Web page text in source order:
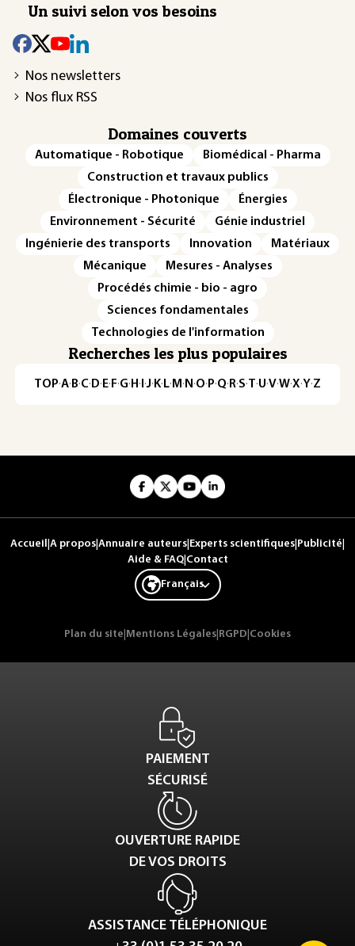
Un suivi selon vos besoins
Nos newsletters
Nos flux RSS
Domaines couverts
Automatique - Robotique
Biomédical - Pharma
Construction et travaux publics
Électronique - Photonique
Énergies
Environnement - Sécurité
Génie industriel
Ingénierie des transports
Innovation
Matériaux
Mécanique
Mesures - Analyses
Procédés chimie - bio - agro
Sciences fondamentales
Technologies de l'information
Recherches les plus populaires
TOP·A·B·C· D· E· F·G· H · ·J· K· L· M · N ·O· P·Q· R·S·T·U·V·W·X·Y·Z
Accueil A propos Annuaire auteurs Experts scientifiques Publicité
Aide & FAQ| Contact
Français
Plan du site Mentions Légales RGPD Cookies
PAIEMENT
SÉCURISÉ
OUVERTURE RAPIDE
DE VOS DROITS
ASSISTANCE TÉLÉPHONIQUE